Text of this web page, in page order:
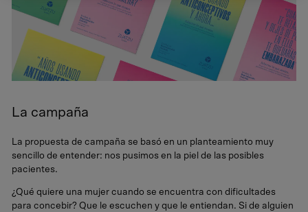
La campaña
La propuesta de campaña se basó en un planteamiento muy
sencillo de entender: nos pusimos en la piel de las posibles
pacientes.
¿Qué quiere una mujer cuando se encuentra con dificultades
para concebir? Que le escuchen y que le entiendan. Si de alguien